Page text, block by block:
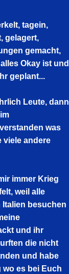
tagein,
gelagert,
gemacht,
Okay ist und
geplant...
Leute, dann
was
viele andere
immer Krieg
weil alle
besuchen
und ihr
die nicht
und habe
wo es bei Euch